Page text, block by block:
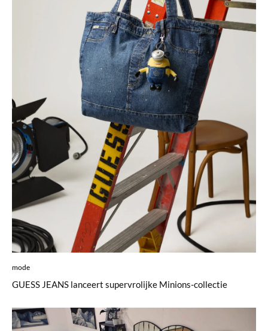
mode
GUESS JEANS lanceert supervrolijke Minions-collectie